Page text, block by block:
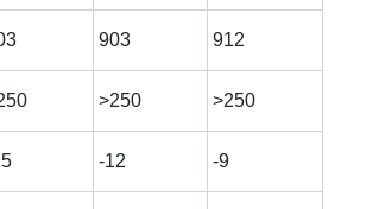
903 912
>250 >250
-12 -9